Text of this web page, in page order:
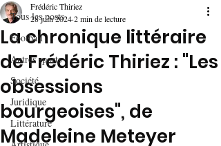
Tous les posts
Football
Autres sports
Société
Juridique
Littérature
La chronique littéraire
de Frédéric Thiriez : "Les
obsessions
bourgeoises", de
Madeleine Meteyer
Frédéric Thiriez
28 juin 20242 min de lecture